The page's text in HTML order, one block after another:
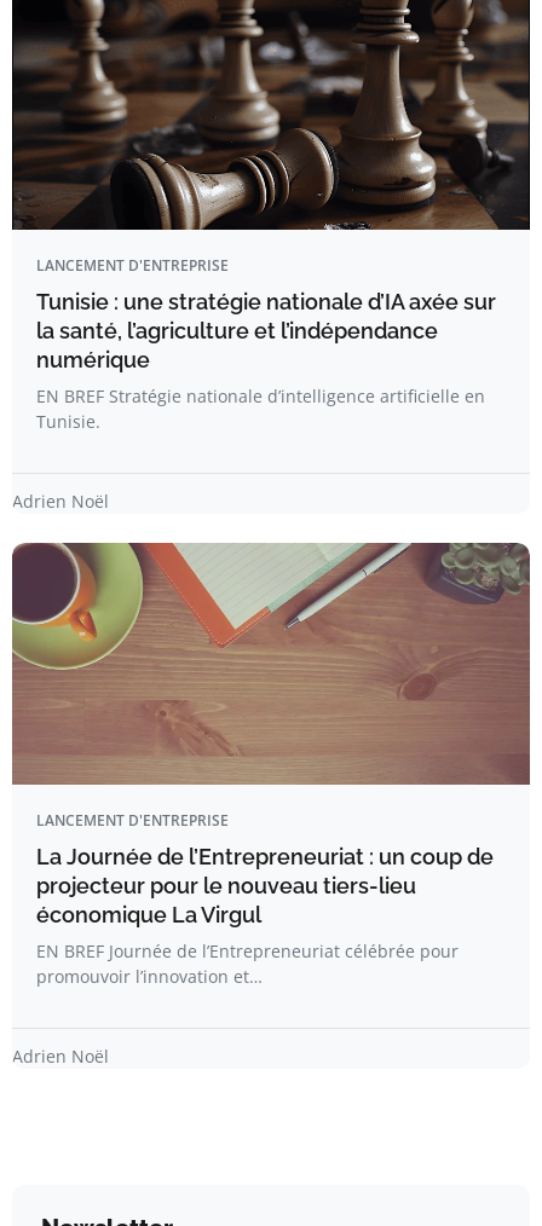
LANCEMENT D'ENTREPRISE
Tunisie : une stratégie nationale d’IA axée sur
la santé, l’agriculture et l’indépendance
numérique
EN BREF Stratégie nationale d’intelligence artificielle en
Tunisie.
Adrien Noël
LANCEMENT D'ENTREPRISE
La Journée de l’Entrepreneuriat : un coup de
projecteur pour le nouveau tiers-lieu
économique La Virgul
EN BREF Journée de l’Entrepreneuriat célébrée pour
promouvoir l’innovation et…
Adrien Noël